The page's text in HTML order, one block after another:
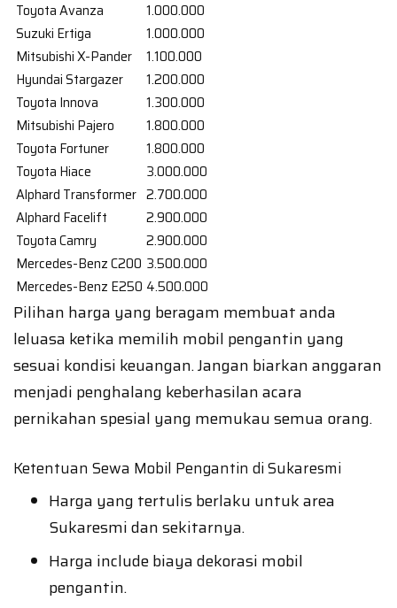
Toyota Avanza
1.000.000
Suzuki Ertiga
1.000.000
Mitsubishi X-Pander
1.100.000
Hyundai Stargazer
1.200.000
Toyota Innova
1.300.000
Mitsubishi Pajero
1.800.000
Toyota Fortuner
1.800.000
Toyota Hiace
3.000.000
Alphard Transformer 2.700.000
Alphard Facelift
2.900.000
Toyota Camry
2.900.000
Mercedes-Benz C200 3.500.000
Mercedes-Benz E250 4.500.000
Pilihan harga yang beragam membuat anda
leluasa ketika memilih mobil pengantin yang
sesuai kondisi keuangan. Jangan biarkan anggaran
menjadi penghalang keberhasilan acara
pernikahan spesial yang memukau semua orang.
Ketentuan Sewa Mobil Pengantin di Sukaresmi
Harga yang tertulis berlaku untuk area
Sukaresmi dan sekitarnya.
Harga include biaya dekorasi mobil
pengantin.